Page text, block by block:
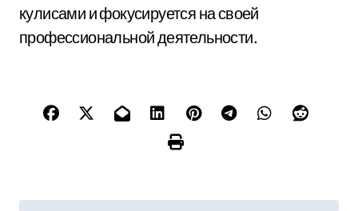
кулисами и фокусируется на своей
профессиональной деятельности.